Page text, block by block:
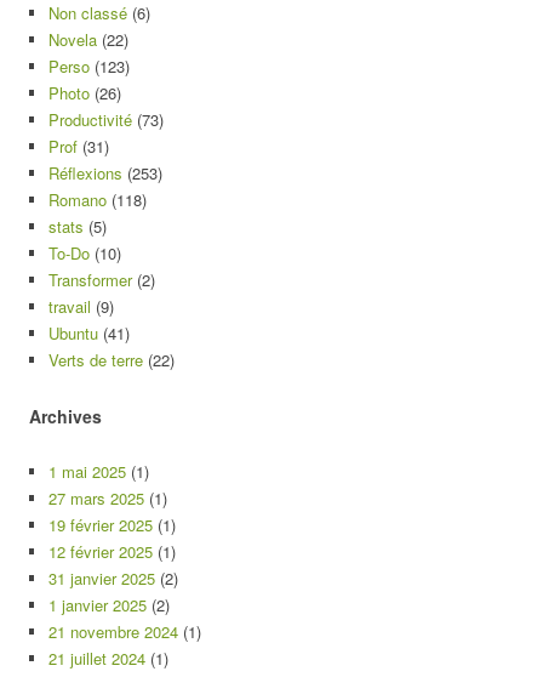
Non classé (6)
Novela (22)
Perso (123)
Photo (26)
Productivité (73)
Prof (31)
Réflexions (253)
Romano (118)
stats (5)
To-Do (10)
Transformer(2)
travail (9)
Ubuntu (41)
Verts de terre (22)
Archives
1 mai 2025 (1)
27 mars 2025 (1)
19 février 2025 (1)
12 février 2025 (1)
31 janvier 2025 (2)
1 janvier 2025 (2)
21 novembre 2024 (1)
21 juillet 2024 (1)